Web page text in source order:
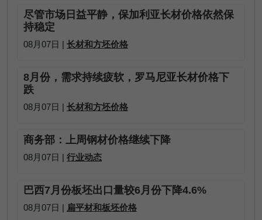
尽管市场日益平静，保加利亚长材价格依然保
持稳定
08月07日 | 长材和方坯价格
8月份，需求持续疲软，罗马尼亚长材价格下
跌
08月07日 | 长材和方坯价格
商务部：上周钢材价格继续下降
08月07日 | 行业动态
巴西7月份板坯出口量较6月份下降4.6%
08月07日 | 扁平材和板坯价格